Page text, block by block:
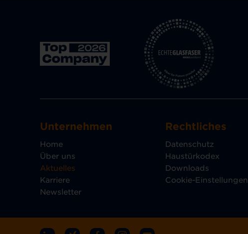
Unternehmen
Home
Über uns
Aktuelles
Karriere
Newsletter
Rechtliches
Datenschutz
Haustürkodex
Downloads
Cookie-Einstellungen